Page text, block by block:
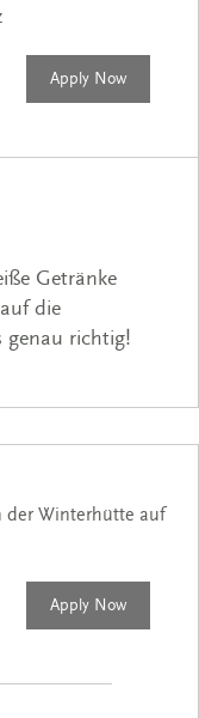
Apply Now
Getränke
die
genau richtig!
der Winterhütte auf
Apply Now